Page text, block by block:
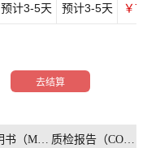
预计3-5天 预计3-5天 ￥
去结算
安全技术说明书（MSDS） 质检报告（COA）